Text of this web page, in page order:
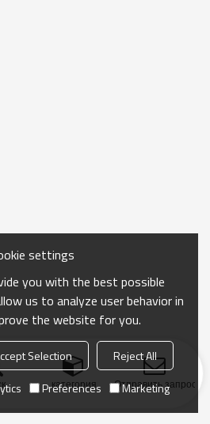
категория Отправить запрос
settings
you with the best possible
us to analyze user behavior in
the website for you.
Selection
Reject All
Preferences Marketing